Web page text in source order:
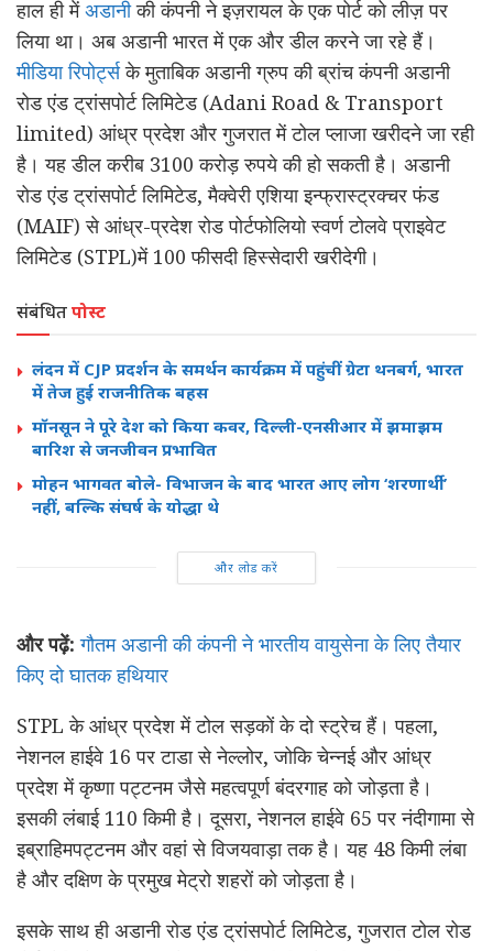
हाल ही मेंअडानीकी कंपनी ने इज़रायल के एक पोर्ट को लीज़ पर
लिया था। अब अडानी भारत में एक और डील करने जा रहे हैं।
मीडिया रिपोर्ट्सके मुताबिक अडानी ग्रुप की ब्रांच कंपनी अडानी
रोड एंड ट्रांसपोर्ट लिमिटेड (Adani Road & Transport
limited) आंध्र प्रदेश और गुजरात में टोल प्लाजा खरीदने जा रही
है। यह डील करीब 3100 करोड़ रुपये की हो सकती है। अडानी
रोड एंड ट्रांसपोर्ट लिमिटेड, मैक्वेरी एशिया इन्फ्रास्ट्रक्चर फंड
(MAIF) से आंध्र-प्रदेश रोड पोर्टफोलियो स्वर्ण टोलवे प्राइवेट
लिमिटेड (STPL)में 100 फीसदी हिस्सेदारी खरीदेगी।
संबंधितपोस्ट
लंदन में CJP प्रदर्शन के समर्थन कार्यक्रम में पहुंचीं ग्रेटा थनबर्ग, भारत
में तेज हुई राजनीतिक बहस
मॉनसून ने पूरे देश को किया कवर, दिल्ली-एनसीआर में झमाझम
बारिश से जनजीवन प्रभावित
मोहन भागवत बोले- विभाजन के बाद भारत आए लोग ‘शरणार्थी’
नहीं, बल्कि संघर्ष के योद्धा थे
और लोड करें
और पढ़ें:गौतम अडानी की कंपनी ने भारतीय वायुसेना के लिए तैयार
किए दो घातक हथियार
STPL के आंध्र प्रदेश में टोल सड़कों के दो स्ट्रेच हैं। पहला,
नेशनल हाईवे 16 पर टाडा से नेल्लोर, जोकि चेन्नई और आंध्र
प्रदेश में कृष्णा पट्टनम जैसे महत्वपूर्ण बंदरगाह को जोड़ता है।
इसकी लंबाई 110 किमी है। दूसरा, नेशनल हाईवे 65 पर नंदीगामा से
इब्राहिमपट्टनम और वहां से विजयवाड़ा तक है। यह 48 किमी लंबा
है और दक्षिण के प्रमुख मेट्रो शहरों को जोड़ता है।
इसके साथ ही अडानी रोड एंड ट्रांसपोर्ट लिमिटेड, गुजरात टोल रोड